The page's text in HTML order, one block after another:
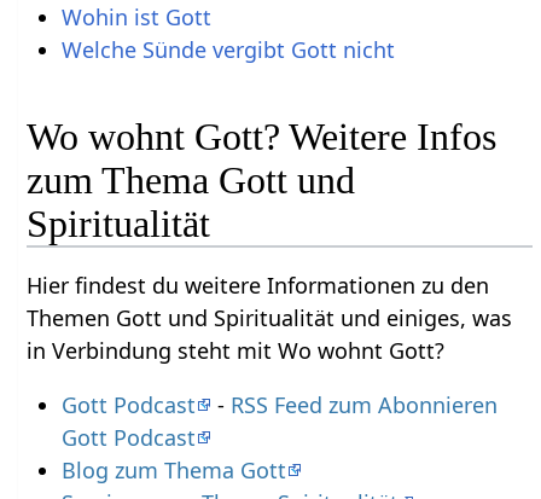
Wohin ist Gott
Welche Sünde vergibt Gott nicht
Wo wohnt Gott? Weitere Infos
zum Thema Gott und
Spiritualität
Hier findest du weitere Informationen zu den
Themen Gott und Spiritualität und einiges, was
in Verbindung steht mit Wo wohnt Gott?
Gott Podcast
- RSS Feed zum Abonnieren
Gott Podcast
Blog zum Thema Gott